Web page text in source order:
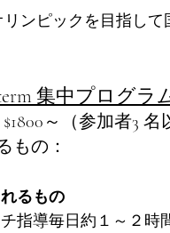
ンピックを目指し
集中プログラ
～（参加者3 名
もの：
るもの
指導毎日約１～２時